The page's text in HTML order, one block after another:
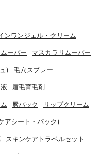
ンワンジェル・クリーム
ーバー マスカラリムーバー
) 毛穴スプレー
眉毛育毛剤
唇パック リップクリーム
アシート・パック)
スキンケアトラベルセット